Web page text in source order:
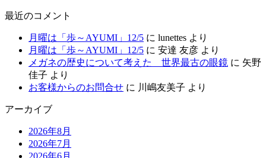
最近のコメント
月曜は「歩～AYUMI」12/5 に lunettes より
月曜は「歩～AYUMI」12/5 に 安達 友彦 より
メガネの歴史について考えた 世界最古の眼鏡 に 矢野
佳子 より
お客様からのお問合せ に 川嶋友美子 より
アーカイブ
2026年8月
2026年7月